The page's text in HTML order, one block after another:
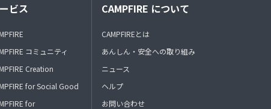
ビス
コミュニティ
Creation
for Social Good
for
CAMPFIRE について
CAMPFIREとは
あんしん・安全への取り組み
ニュース
ヘルプ
お問い合わせ